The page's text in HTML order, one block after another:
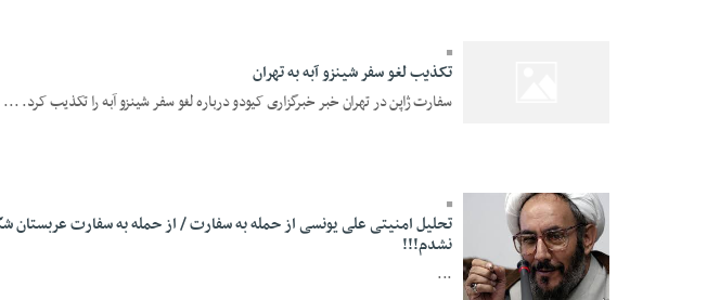
تکذیب لغو سفر شینزو آبه به تهران
سفارت ژاپن در تهران خبر خبرگزاری کیودو درباره لغو سفر شینزو آبه را تکذیب کرد. ...
28 Dey 1394 - 19:11
تحلیل امنیتی علی یونسی از حمله به سفارت / از حمله به سفارت عربستان
نشدم!!!
...